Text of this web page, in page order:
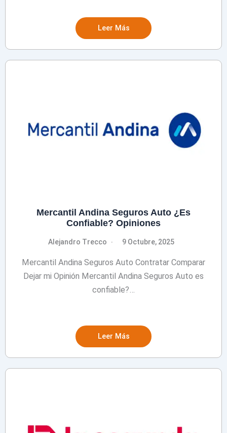
Leer Más
Mercantil Andina Seguros Auto ¿Es
Confiable? Opiniones
Alejandro Trecco 9 Octubre, 2025
Mercantil Andina Seguros Auto Contratar Comparar
Dejar mi Opinión Mercantil Andina Seguros Auto es
confiable?…
Leer Más